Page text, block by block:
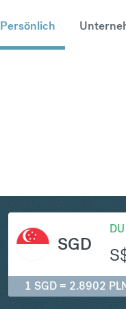
Persönlich
SGD
1 SGD = 2.8902